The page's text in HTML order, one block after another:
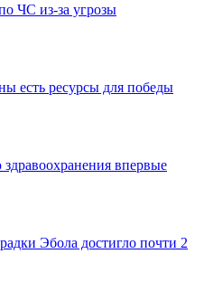
ЧС из-за угрозы
есть ресурсы для победы
впервые
Эбола достигло почти 2